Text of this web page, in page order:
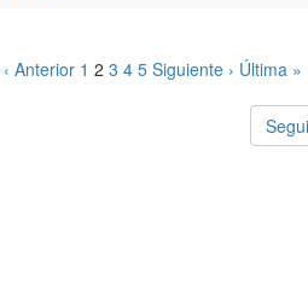
‹ Anterior 1 2 3 4 5 Siguiente › Última »